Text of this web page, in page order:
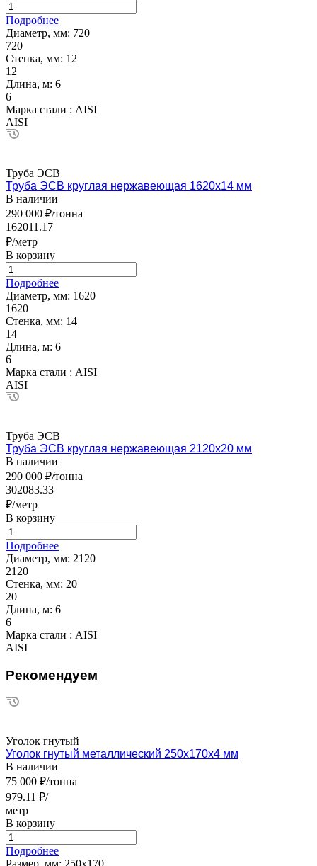
Подробнее
Диаметр, мм: 720
720
Стенка, мм: 12
12
Длина, м: 6
6
Марка стали : AISI
AISI
Труба ЭСВ
Труба ЭСВ круглая нержавеющая 1620х14 мм
В наличии
290 000 ₽/тонна
162011.17
₽/метр
В корзину
Подробнее
Диаметр, мм: 1620
1620
Стенка, мм: 14
14
Длина, м: 6
6
Марка стали : AISI
AISI
Труба ЭСВ
Труба ЭСВ круглая нержавеющая 2120х20 мм
В наличии
290 000 ₽/тонна
302083.33
₽/метр
В корзину
Подробнее
Диаметр, мм: 2120
2120
Стенка, мм: 20
20
Длина, м: 6
6
Марка стали : AISI
AISI
Рекомендуем
Уголок гнутый
Уголок гнутый металлический 250х170х4 мм
В наличии
75 000 ₽/тонна
979.11 ₽/
метр
В корзину
Подробнее
Размер, мм: 250х170